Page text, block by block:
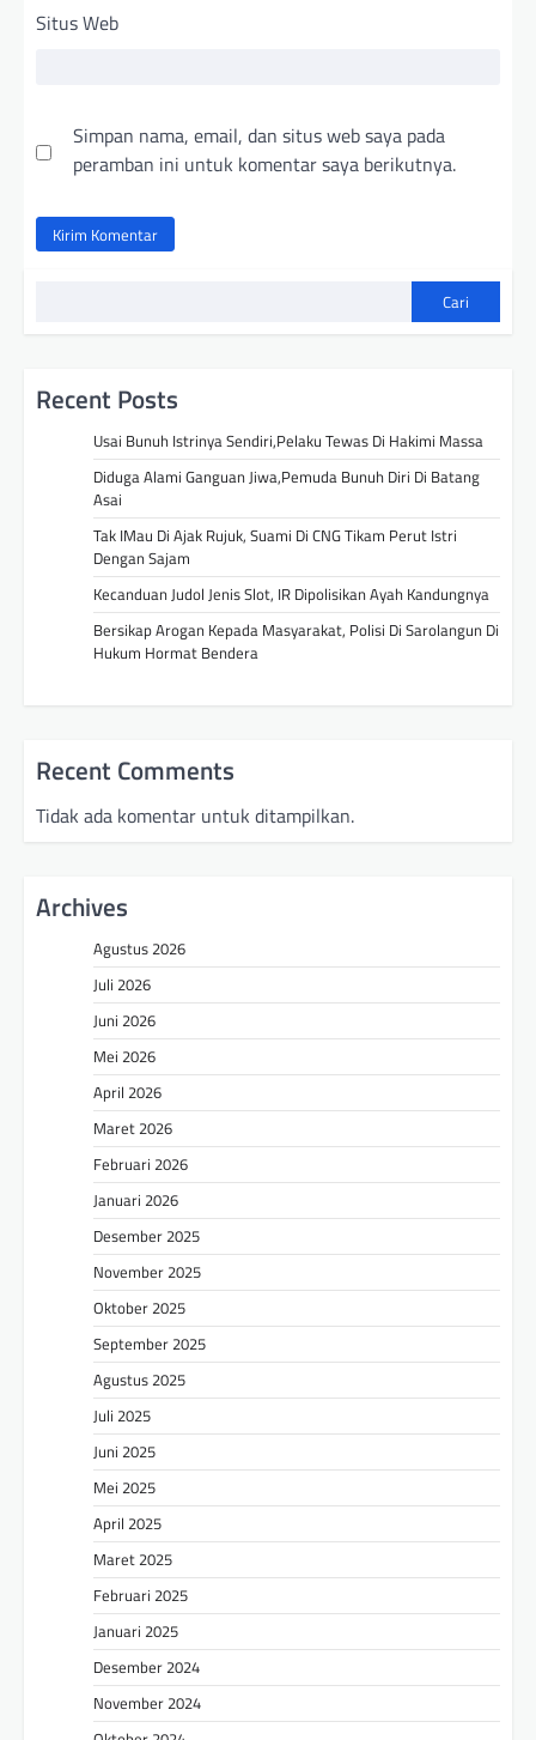
Situs Web
Simpan nama, email, dan situs web saya pada
peramban ini untuk komentar saya berikutnya.
Cari
Recent Posts
Usai Bunuh Istrinya Sendiri,Pelaku Tewas Di Hakimi Massa
Diduga Alami Ganguan Jiwa,Pemuda Bunuh Diri Di Batang
Asai
Tak IMau Di Ajak Rujuk, Suami Di CNG Tikam Perut Istri
Dengan Sajam
Kecanduan Judol Jenis Slot, IR Dipolisikan Ayah Kandungnya
Bersikap Arogan Kepada Masyarakat, Polisi Di Sarolangun Di
Hukum Hormat Bendera
Recent Comments
Tidak ada komentar untuk ditampilkan.
Archives
Agustus 2026
Juli 2026
Juni 2026
Mei 2026
April 2026
Maret 2026
Februari 2026
Januari 2026
Desember 2025
November 2025
Oktober 2025
September 2025
Agustus 2025
Juli 2025
Juni 2025
Mei 2025
April 2025
Maret 2025
Februari 2025
Januari 2025
Desember 2024
November 2024